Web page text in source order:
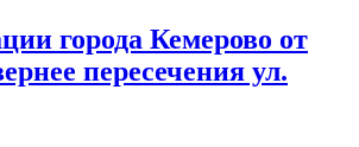
города Кемерово от
пересечения ул.